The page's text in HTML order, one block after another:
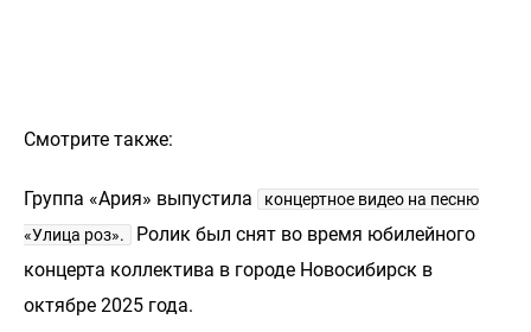
Смотрите также:
Группа «Ария» выпустила
концертное видео на песню
«Улица роз».
Ролик был снят во время юбилейного
концерта коллектива в городе Новосибирск в
октябре 2025 года.